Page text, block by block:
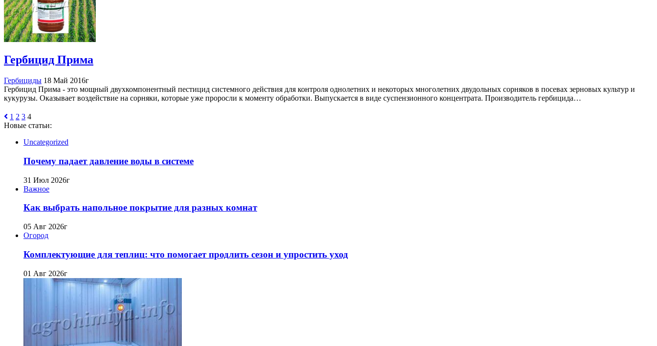
Гербицид Прима
Гербициды 18 Май 2016г
Гербицид Прима - это мощный двухкомпонентный пестицид системного действия для контроля однолетних и некоторых многолетних двудольных сорняков в посевах зерновых культур и
кукурузы. Оказывает воздействие на сорняки, которые уже проросли к моменту обработки. Выпускается в виде суспензионного концентрата. Производитель гербицида…
1 2 3 4
Новые статьи:
Uncategorized
Почему падает давление воды в системе
31 Июл 2026г
Важное
Как выбрать напольное покрытие для разных комнат
05 Авг 2026г
Огород
Комплектующие для теплиц: что помогает продлить сезон и упростить уход
01 Авг 2026г